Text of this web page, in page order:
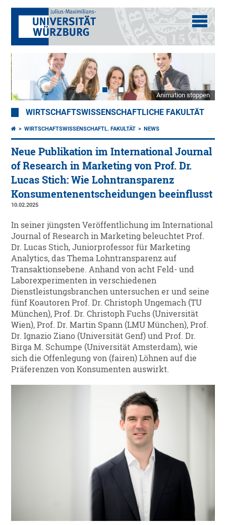
Animation stoppen
WIRTSCHAFTSWISSENSCHAFTLICHE FAKULTÄT
WIRTSCHAFTSWISSENSCHAFTL. FAKULTÄT NEWS
Neue Publikation im International Journal
of Research in Marketing von Prof. Dr.
Lucas Stich: Wie Lohntransparenz
Konsumentenentscheidungen beeinflusst
10.02.2025
In seiner jüngsten Veröffentlichung im International
Journal of Research in Marketing beleuchtet Prof.
Dr. Lucas Stich, Juniorprofessor für Marketing
Analytics, das Thema Lohntransparenz auf
Transaktionsebene. Anhand von acht Feld- und
Laborexperimenten in verschiedenen
Dienstleistungsbranchen untersuchen er und seine
fünf Koautoren Prof. Dr. Christoph Ungemach (TU
München), Prof. Dr. Christoph Fuchs (Universität
Wien), Prof. Dr. Martin Spann (LMU München), Prof.
Dr. Ignazio Ziano (Universität Genf) und Prof. Dr.
Birga M. Schumpe (Universität Amsterdam), wie
sich die Offenlegung von (fairen) Löhnen auf die
Präferenzen von Konsumenten auswirkt.